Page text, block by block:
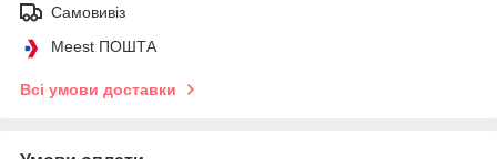
Самовивіз
Meest ПОШТА
Всі умови доставки